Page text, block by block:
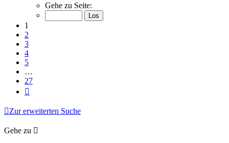
von
Gehe zu Seite:
1
2
3
4
5
…
27
Zur erweiterten Suche
Gehe zu